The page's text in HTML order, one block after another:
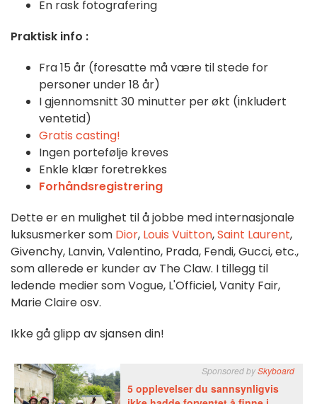
En rask fotografering
Praktisk info :
Fra 15 år (foresatte må være til stede for
personer under 18 år)
I gjennomsnitt 30 minutter per økt (inkludert
ventetid)
Gratis casting!
Ingen portefølje kreves
Enkle klær foretrekkes
Forhåndsregistrering
Dette er en mulighet til å jobbe med internasjonale
luksusmerker som Dior, Louis Vuitton,Saint Laurent,
Givenchy, Lanvin, Valentino, Prada, Fendi, Gucci, etc.,
som allerede er kunder av The Claw. I tillegg til
ledende medier som Vogue, L'Officiel, Vanity Fair,
Marie Claire osv.
Ikke gå glipp av sjansen din!